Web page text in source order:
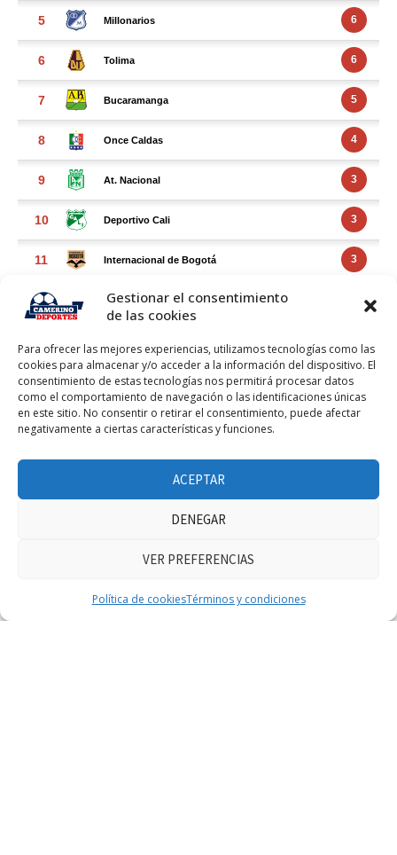
Gestionar el consentimiento
de las cookies
Para ofrecer las mejores experiencias, utilizamos tecnologías como las
cookies para almacenar y/o acceder a la información del dispositivo. El
consentimiento de estas tecnologías nos permitirá procesar datos
como el comportamiento de navegación o las identificaciones únicas
en este sitio. No consentir o retirar el consentimiento, puede afectar
negativamente a ciertas características y funciones.
ACEPTAR
DENEGAR
VER PREFERENCIAS
Política de cookiesTérminos y condiciones
FACEBOOK FEED
Facebook Feed
Haz clic para aceptar márketing cookies y
habilitar este contenido